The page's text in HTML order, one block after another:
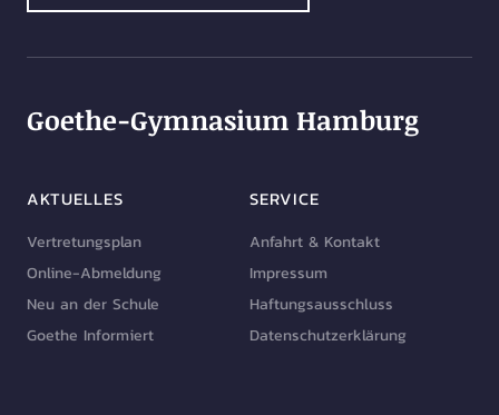
Goethe-Gymnasium Hamburg
AKTUELLES
Vertretungsplan
Online-Abmeldung
Neu an der Schule
Goethe Informiert
SERVICE
Anfahrt & Kontakt
Impressum
Haftungsausschluss
Datenschutzerklärung